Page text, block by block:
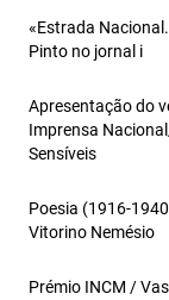
«Estrada
Pinto no jornal i
Apresentação do
Imprensa
Sensíveis
Poesia (1916-
Vitorino Nemésio
Prémio INCM /